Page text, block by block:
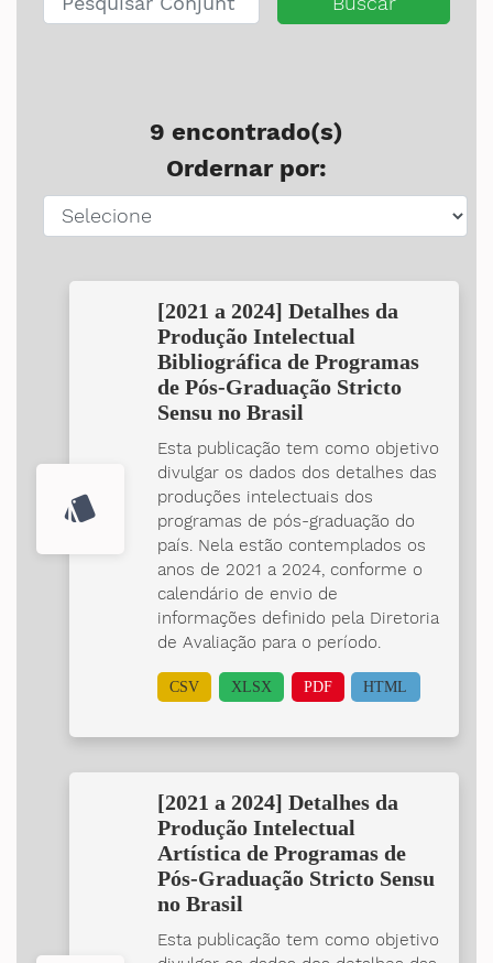
9 encontrado(s)
Ordernar por:
style
[2021 a 2024] Detalhes da
Produção Intelectual
Bibliográfica de Programas
de Pós-Graduação Stricto
Sensu no Brasil
Esta publicação tem como objetivo
divulgar os dados dos detalhes das
produções intelectuais dos
programas de pós-graduação do
país. Nela estão contemplados os
anos de 2021 a 2024, conforme o
calendário de envio de
informações definido pela Diretoria
de Avaliação para o período.
CSV XLSX PDF HTML
[2021 a 2024] Detalhes da
Produção Intelectual
Artística de Programas de
Pós-Graduação Stricto Sensu
no Brasil
Esta publicação tem como objetivo